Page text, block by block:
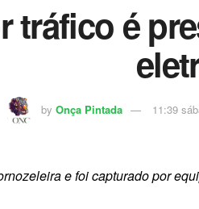
tráfico é
by Onça Pintada 11:39
e foi capturado por